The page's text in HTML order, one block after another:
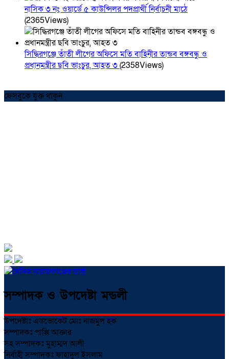
নাসিক ৩ নং ওয়ার্ডে ৫ কাউন্সিলর পদপ্রার্থী নির্বাচনী মাঠে
(2365Views)
সিদ্ধিরগঞ্জে তাঁতী লীগের অফিসে মতি বাহিনীর তান্ডব বঙ্গবন্ধু ও
প্রধানমন্ত্রীর ছবি ভাংচুর, আহত ৩(2358Views)
ফেসবুকে যুক্ত থাকুন
সম্পাদক ও উপদেষ্টা মন্ডলী
উপদেষ্টাঃ এডভোকেট মোঃ নাজমুল হক
সম্পাদকঃ পাপ্পি আক্তার
সহ সম্পাদকঃ মুহাম্মদ আলী
নির্বাহী সম্পাদকঃ ফাহাদুল ইসলাম